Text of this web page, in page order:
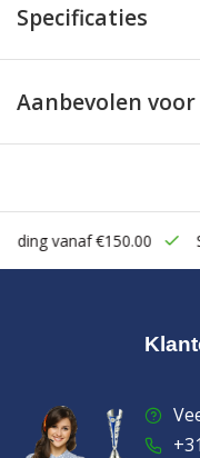
Specificaties
Aanbevolen voor
vanaf €150.00